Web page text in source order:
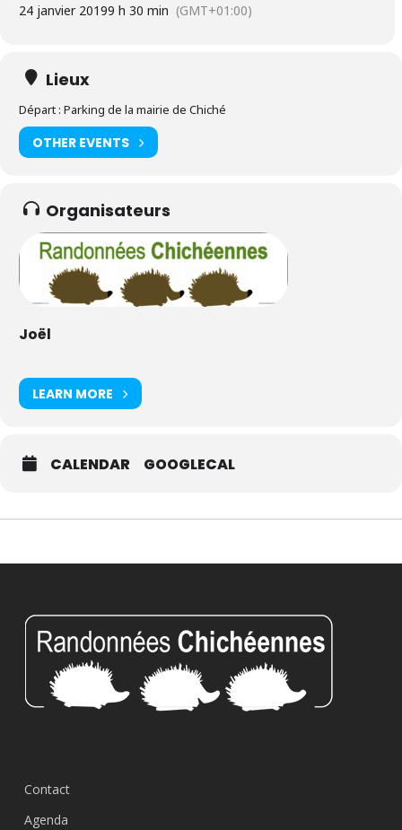
24 janvier 20199 h 30 min (GMT+01:00)
Lieux
Départ : Parking de la mairie de Chiché
OTHER EVENTS
Organisateurs
Joël
LEARN MORE
CALENDAR GOOGLECAL
Contact
Agenda